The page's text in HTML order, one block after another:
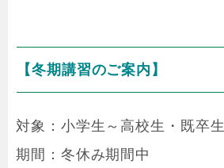
【冬期講習のご案内】
対象：小学生～高校生・既卒生
期間：冬休み期間中